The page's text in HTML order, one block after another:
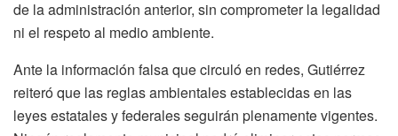
de la administración anterior, sin comprometer la legalidad
ni el respeto al medio ambiente.
Ante la información falsa que circuló en redes, Gutiérrez
reiteró que las reglas ambientales establecidas en las
leyes estatales y federales seguirán plenamente vigentes.